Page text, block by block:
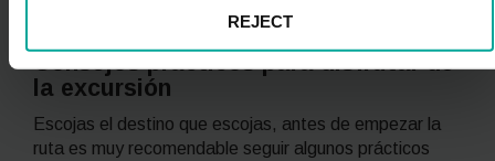
REJECT
caballo, entre otras actividades.
Consejos prácticos para disfrutar de
la excursión
Escojas el destino que escojas, antes de empezar la
ruta es muy recomendable seguir algunos prácticos